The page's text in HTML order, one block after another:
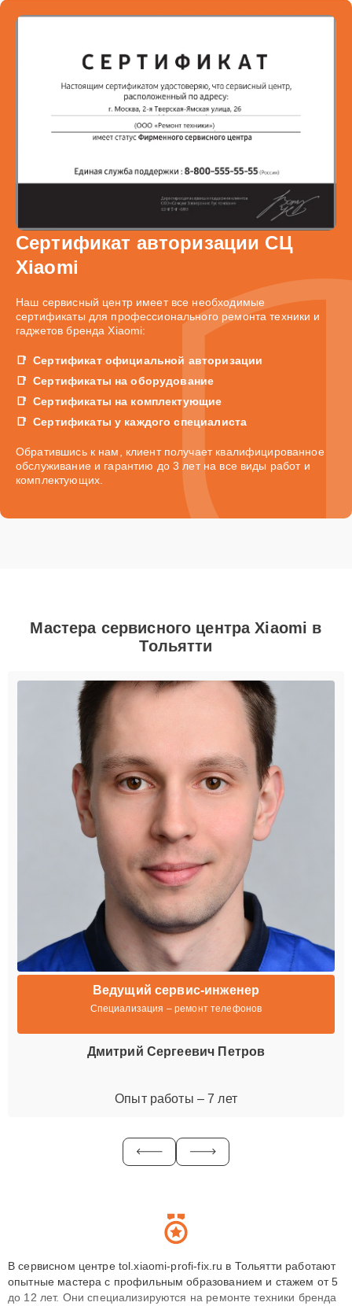
Сертификат авторизации СЦ
Xiaomi
Наш сервисный центр имеет все необходимые
сертификаты для профессионального ремонта техники и
гаджетов бренда Xiaomi:
Сертификат официальной авторизации
Сертификаты на оборудование
Сертификаты на комплектующие
Сертификаты у каждого специалиста
Обратившись к нам, клиент получает квалифицированное
обслуживание и гарантию до 3 лет на все виды работ и
комплектующих.
Мастера сервисного центра Xiaomi в
Тольятти
Ведущий сервис-инженер
Специализация – ремонт телефонов
Дмитрий Сергеевич Петров
Опыт работы – 7 лет
В сервисном центре tol.xiaomi-profi-fix.ru в Тольятти работают
опытные мастера с профильным образованием и стажем от 5
до 12 лет. Они специализируются на ремонте техники бренда